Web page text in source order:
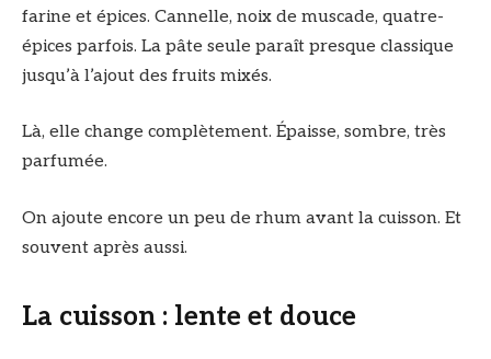
farine et épices. Cannelle, noix de muscade, quatre-
épices parfois. La pâte seule paraît presque classique
jusqu’à l’ajout des fruits mixés.
Là, elle change complètement. Épaisse, sombre, très
parfumée.
On ajoute encore un peu de rhum avant la cuisson. Et
souvent après aussi.
La cuisson : lente et douce